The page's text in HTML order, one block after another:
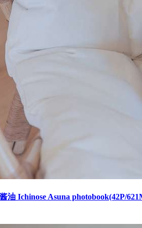
油 Ichinose Asuna photobook(42P/